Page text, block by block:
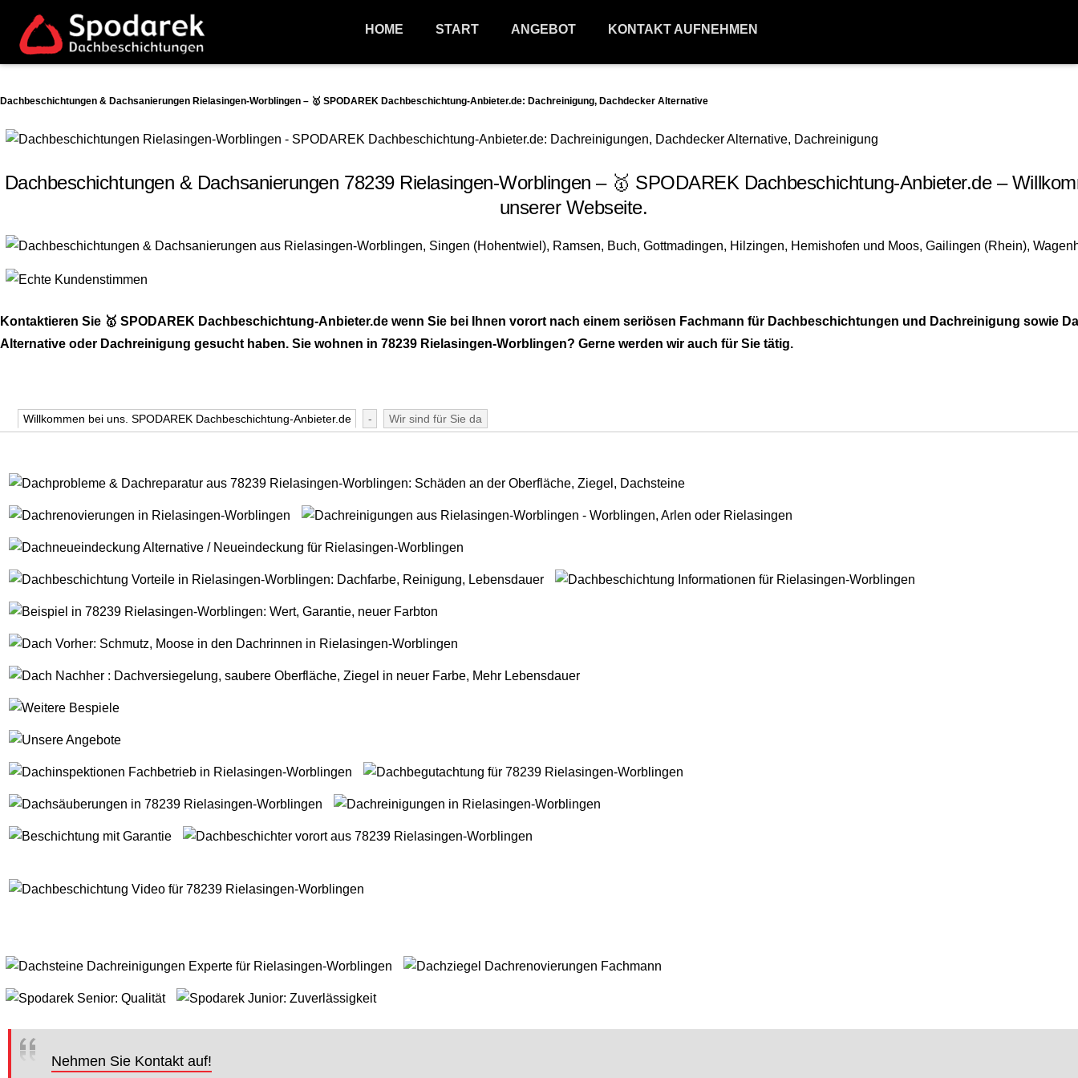
HOME START ANGEBOT KONTAKT AUFNEHMEN
Dachbeschichtungen & Dachsanierungen Rielasingen-Worblingen – 🥇 SPODAREK Dachbeschichtung-Anbieter.de: Dachreinigung, Dachdecker Alternative
Dachbeschichtungen & Dachsanierungen 78239 Rielasingen-Worblingen – 🥇 SPODAREK Dachbeschichtung-Anbieter.de –
unserer Webseite.
Kontaktieren Sie 🥇 SPODAREK Dachbeschichtung-Anbieter.de wenn Sie bei Ihnen vorort nach einem seriösen Fachmann für Dachbeschichtungen und Dachreinigung sowie
Alternative oder Dachreinigung gesucht haben. Sie wohnen in 78239 Rielasingen-Worblingen? Gerne werden wir auch für Sie tätig.
Willkommen bei uns. SPODAREK Dachbeschichtung-Anbieter.de - Wir sind für Sie da
Nehmen Sie Kontakt auf!